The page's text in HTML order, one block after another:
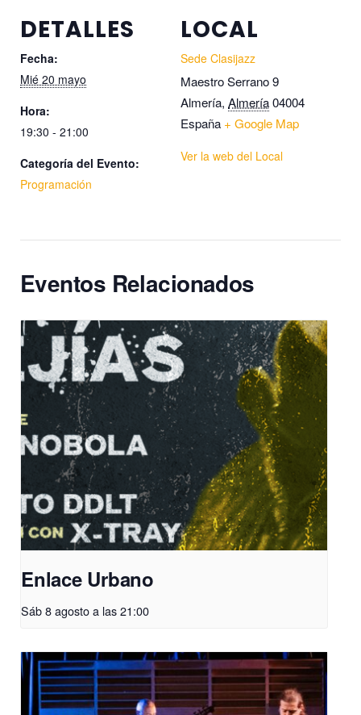
DETALLES
Fecha:
Mié 20 mayo
Hora:
19:30 - 21:00
Categoría del Evento:
Programación
LOCAL
Sede Clasijazz
Maestro Serrano 9
Almería, Almería04004
España + Google Map
Ver la web del Local
Eventos Relacionados
Enlace Urbano
Sáb 8 agosto a las 21:00